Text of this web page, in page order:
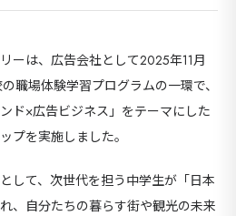
ーは、広告会社として2025年11月
職場体験学習プログラムの一環で、
ド×広告ビジネス」をテーマにした
プを実施しました。
して、次世代を担う中学生が「日本
、自分たちの暮らす街や観光の未来